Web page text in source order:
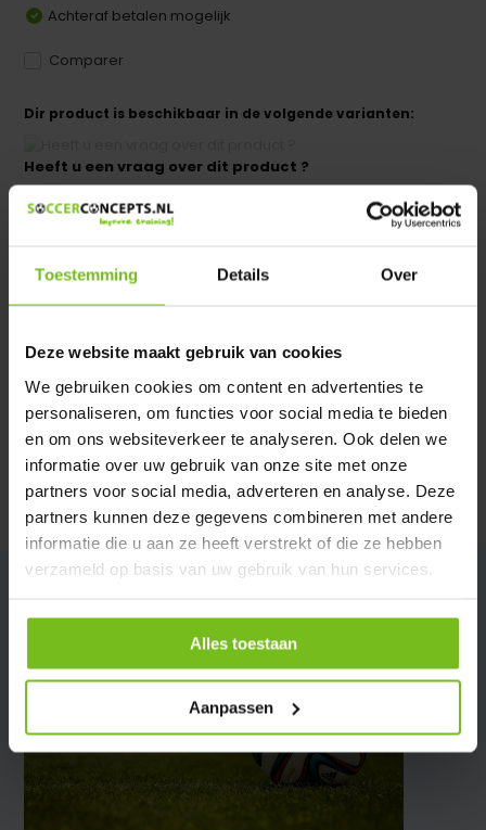
Toestemming Details Over
Deze website maakt gebruik van cookies
We gebruiken cookies om content en advertenties te
personaliseren, om functies voor social media te bieden
en om ons websiteverkeer te analyseren. Ook delen we
informatie over uw gebruik van onze site met onze
partners voor social media, adverteren en analyse. Deze
partners kunnen deze gegevens combineren met andere
informatie die u aan ze heeft verstrekt of die ze hebben
verzameld op basis van uw gebruik van hun services.
Alles toestaan
Aanpassen
Achteraf betalen mogelijk
Comparer
Dir product is beschikbaar in de volgende varianten:
Heeft u een vraag over dit product ?
We helpen u graag met meer informatie
Verstuur email
Description du produit
Évaluations
Partager